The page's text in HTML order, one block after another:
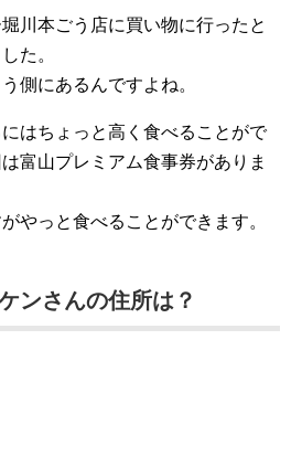
川本ごう店に買い物に行ったと
た。
側にあるんですよね。
はちょっと高く食べることがで
富山プレミアム食事券がありま
やっと食べることができます。
ンさんの住所は？